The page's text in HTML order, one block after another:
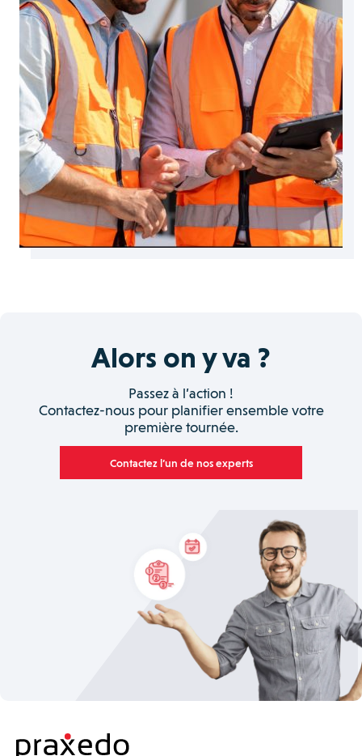
Alors on y va ?
Passez à l’action !
Contactez-nous pour planifier ensemble votre
première tournée.
Contactez l’un de nos experts